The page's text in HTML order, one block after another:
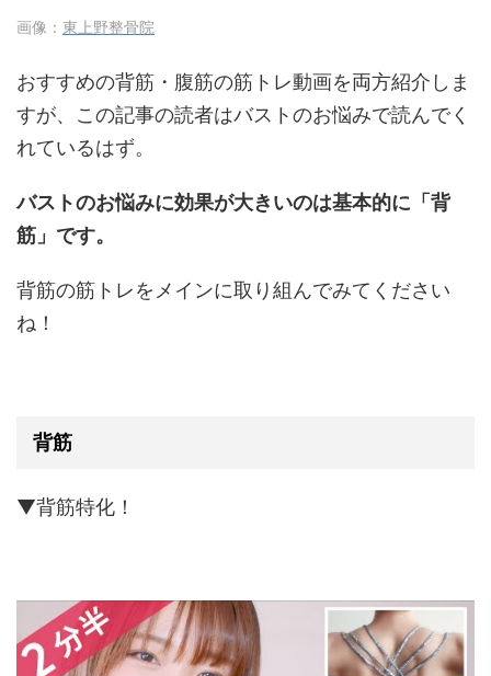
画像： 東上野整骨院
おすすめの背筋・腹筋の筋トレ動画を両方紹介しま
すが、この記事の読者はバストのお悩みで読んでく
れているはず。
バストのお悩みに効果が大きいのは基本的に「背
筋」です。
背筋の筋トレをメインに取り組んでみてください
ね！
背筋
▼背筋特化！